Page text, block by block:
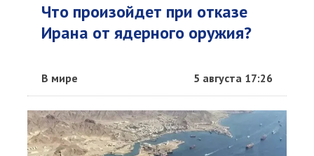
Что произойдет при отказе
Ирана от ядерного оружия?
В мире 5 августа 17:26